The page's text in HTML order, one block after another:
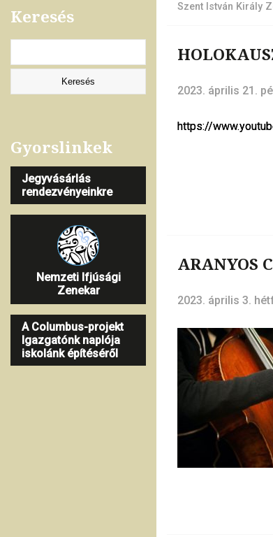
Szent István Király
2023. április 21.
https://
https://
ARANYOS
2023. április 3.
Keresés
Gyorslinkek
Jegyvásárlás
rendezvényeinkre
Nemzeti Ifjúsági
Zenekar
A Columbus-projekt
Igazgatónk naplója
iskolánk építéséről